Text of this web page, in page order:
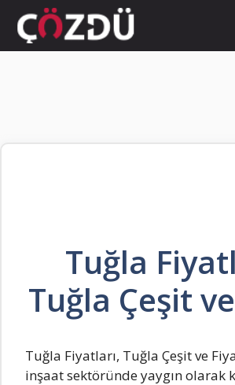
İçeriğe
atla
Tuğla
Tuğla Çeşit
Tuğla Fiyatları, Tuğla Çeşit ve
inşaat sektöründe yaygın olarak